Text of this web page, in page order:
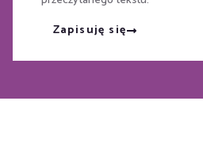
Zapisuję się